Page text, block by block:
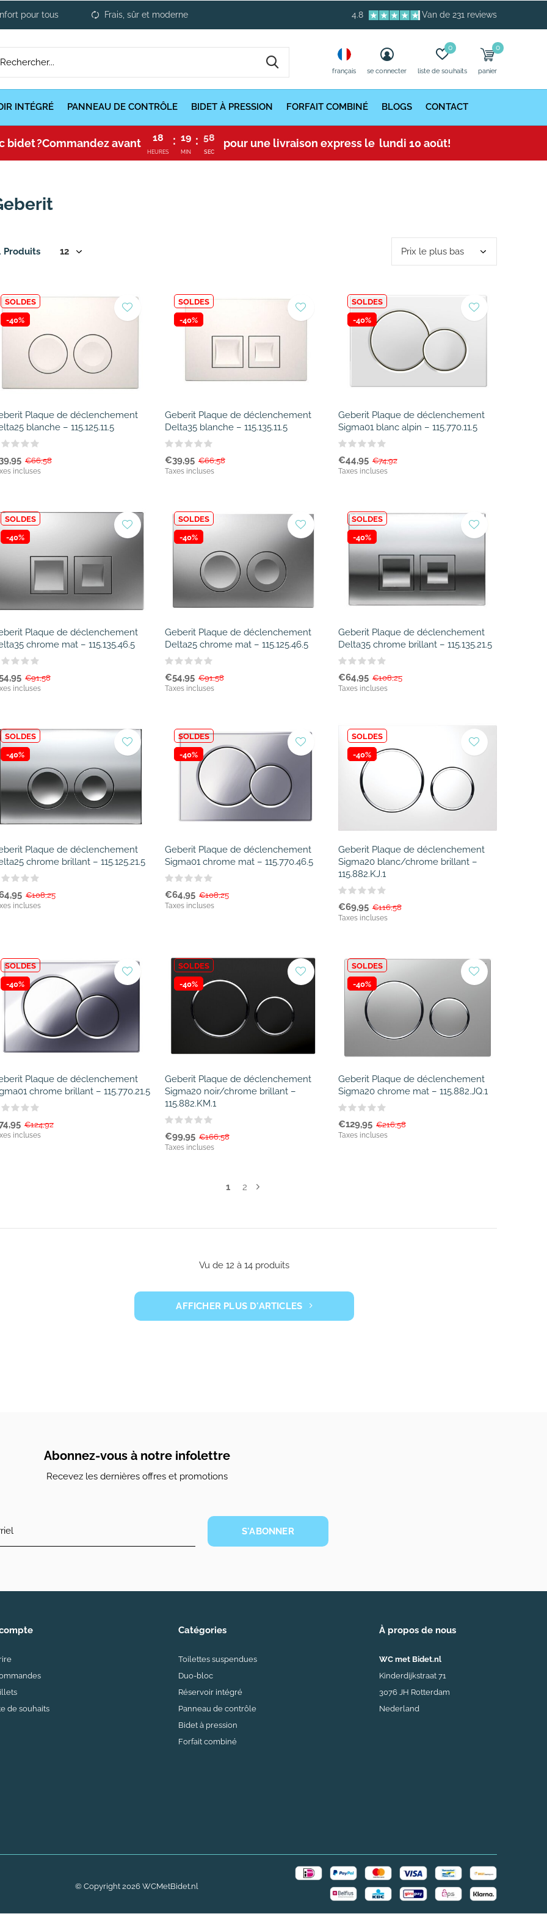
bidet ?Commandez avant 18
HEURES
19
MIN
57
SEC
pour une livraison express le lundi 10 août!
INTÉGRÉ PANNEAU DE CONTRÔLE BIDET À PRESSION FORFAIT COMBINÉ BLOGS CONTACT
français se connecter liste de souhaits
0
panier
0
pour tous Frais, sûr et moderne 4.8 Van de 231 reviews
Produits
SOLDES
-40%
Plaque de déclenchement
blanche – 115.125.11.5
€66,58
incluses
SOLDES
-40%
Geberit Plaque de déclenchement
Delta35 blanche – 115.135.11.5
€39,95 €66,58
Taxes incluses
SOLDES
-40%
Geberit Plaque de déclenchement
Sigma01 blanc alpin – 115.770.11.5
€44,95 €74,92
Taxes incluses
SOLDES
-40%
Plaque de déclenchement
chrome mat – 115.135.46.5
€91,58
incluses
SOLDES
-40%
Geberit Plaque de déclenchement
Delta25 chrome mat – 115.125.46.5
€54,95 €91,58
Taxes incluses
SOLDES
-40%
Geberit Plaque de déclenchement
Delta35 chrome brillant – 115.135.21.5
€64,95 €108,25
Taxes incluses
SOLDES
-40%
Plaque de déclenchement
chrome brillant – 115.125.21.5
€108,25
incluses
SOLDES
-40%
Geberit Plaque de déclenchement
Sigma01 chrome mat – 115.770.46.5
€64,95 €108,25
Taxes incluses
SOLDES
-40%
Geberit Plaque de déclenchement
Sigma20 blanc/chrome brillant –
115.882.KJ.1
€69,95 €116,58
Taxes incluses
SOLDES
-40%
Plaque de déclenchement
chrome brillant – 115.770.21.5
€124,92
incluses
SOLDES
-40%
Geberit Plaque de déclenchement
Sigma20 noir/chrome brillant –
115.882.KM.1
€99,95 €166,58
Taxes incluses
SOLDES
-40%
Geberit Plaque de déclenchement
Sigma20 chrome mat – 115.882.JQ.1
€129,95 €216,58
Taxes incluses
1 2
Vu de 12 à 14 produits
AFFICHER PLUS D'ARTICLES
Abonnez-vous à notre infolettre
Recevez les dernières offres et promotions
S'ABONNER
de souhaits
Catégories
Toilettes suspendues
Duo-bloc
Réservoir intégré
Panneau de contrôle
Bidet à pression
Forfait combiné
À propos de nous
WC met Bidet.nl
Kinderdijkstraat 71
3076 JH Rotterdam
Nederland
© Copyright 2026 WCMetBidet.nl